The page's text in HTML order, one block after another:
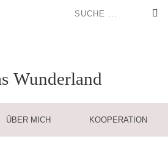
Wunderland
ÜBER MICH KOOPERATION